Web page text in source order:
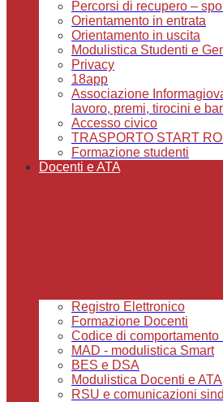
Percorsi di recupero –
Orientamento in entrata
Orientamento in uscita
Modulistica Studenti e
Privacy
18app
Associazione
lavoro, premi, tirocini e
Accesso civico
TRASPORTO START
Formazione studenti
Docenti e ATA
Registro Elettronico
Formazione Docenti
Codice di
MAD - modulistica Smart
BES e DSA
Modulistica Docenti e ATA
RSU e comunicazioni